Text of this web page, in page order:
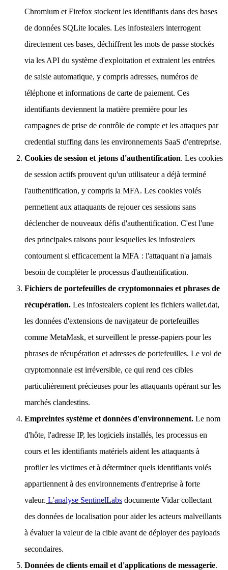
Chromium et Firefox stockent les identifiants dans des bases
de données SQLite locales. Les infostealers interrogent
directement ces bases, déchiffrent les mots de passe stockés
via les API du système d'exploitation et extraient les entrées
de saisie automatique, y compris adresses, numéros de
téléphone et informations de carte de paiement. Ces
identifiants deviennent la matière première pour les
campagnes de prise de contrôle de compte et les attaques par
credential stuffing dans les environnements SaaS d'entreprise.
Cookies de session et jetons d'authentification. Les cookies
de session actifs prouvent qu'un utilisateur a déjà terminé
l'authentification, y compris la MFA. Les cookies volés
permettent aux attaquants de rejouer ces sessions sans
déclencher de nouveaux défis d'authentification. C'est l'une
des principales raisons pour lesquelles les infostealers
contournent si efficacement la MFA : l'attaquant n'a jamais
besoin de compléter le processus d'authentification.
Fichiers de portefeuilles de cryptomonnaies et phrases de
récupération. Les infostealers copient les fichiers wallet.dat,
les données d'extensions de navigateur de portefeuilles
comme MetaMask, et surveillent le presse-papiers pour les
phrases de récupération et adresses de portefeuilles. Le vol de
cryptomonnaie est irréversible, ce qui rend ces cibles
particulièrement précieuses pour les attaquants opérant sur les
marchés clandestins.
Empreintes système et données d'environnement. Le nom
d'hôte, l'adresse IP, les logiciels installés, les processus en
cours et les identifiants matériels aident les attaquants à
profiler les victimes et à déterminer quels identifiants volés
appartiennent à des environnements d'entreprise à forte
valeur. L'analyse SentinelLabs documente Vidar collectant
des données de localisation pour aider les acteurs malveillants
à évaluer la valeur de la cible avant de déployer des payloads
secondaires.
Données de clients email et d'applications de messagerie.